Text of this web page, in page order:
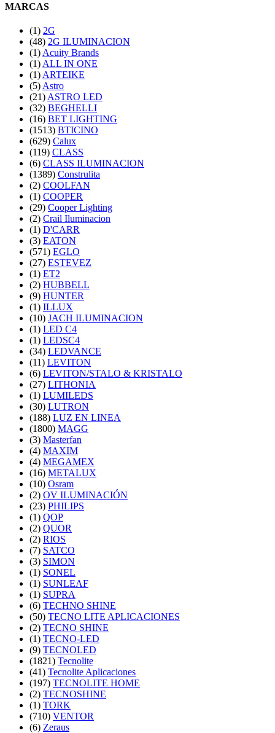
MARCAS
(1) 2G
(48) 2G ILUMINACION
(1) Acuity Brands
(1) ALL IN ONE
(1) ARTEIKE
(5) Astro
(21) ASTRO LED
(32) BEGHELLI
(16) BET LIGHTING
(1513) BTICINO
(629) Calux
(119) CLASS
(6) CLASS ILUMINACION
(1389) Construlita
(2) COOLFAN
(1) COOPER
(29) Cooper Lighting
(2) Crail Iluminacion
(1) D'CARR
(3) EATON
(571) EGLO
(27) ESTEVEZ
(1) ET2
(2) HUBBELL
(9) HUNTER
(1) ILLUX
(10) JACH ILUMINACION
(1) LED C4
(1) LEDSC4
(34) LEDVANCE
(11) LEVITON
(6) LEVITON/STALO & KRISTALO
(27) LITHONIA
(1) LUMILEDS
(30) LUTRON
(188) LUZ EN LINEA
(1800) MAGG
(3) Masterfan
(4) MAXIM
(4) MEGAMEX
(16) METALUX
(10) Osram
(2) OV ILUMINACIÓN
(23) PHILIPS
(1) QOP
(2) QUOR
(2) RIOS
(7) SATCO
(3) SIMON
(1) SONEL
(1) SUNLEAF
(1) SUPRA
(6) TECHNO SHINE
(50) TECNO LITE APLICACIONES
(2) TECNO SHINE
(1) TECNO-LED
(9) TECNOLED
(1821) Tecnolite
(41) Tecnolite Aplicaciones
(197) TECNOLITE HOME
(2) TECNOSHINE
(1) TORK
(710) VENTOR
(6) Zeraus